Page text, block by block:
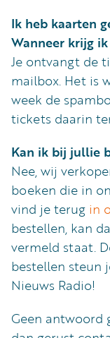
Ik heb kaarten
Wanneer krijg
Je ontvangt de
mailbox. Het is
week de
tickets daarin
Kan ik bij jullie
Nee, wij
boeken die in
vind je terug in
bestellen, kan
vermeld staat.
bestellen steun
Nieuws Radio!
Geen antwoord